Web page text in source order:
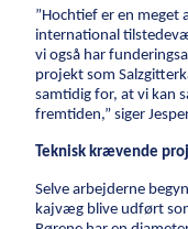
”Hochtief er en
international
vi også har
projekt som
samtidig for, at vi kan
fremtiden,” siger
Teknisk krævende
Selve arbejderne
kajvæg blive udført